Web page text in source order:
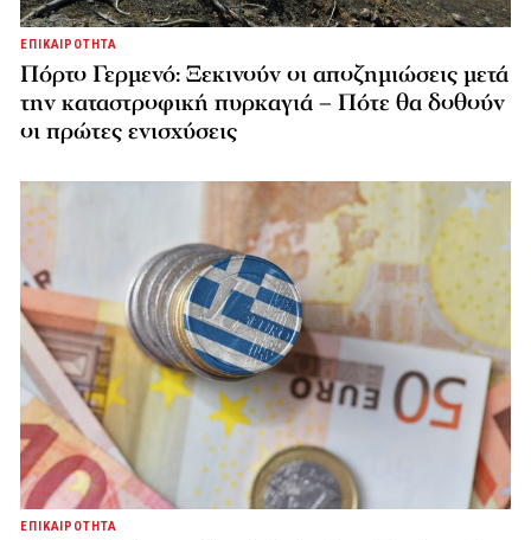
ΕΠΙΚΑΙΡΟΤΗΤΑ
Πόρτο Γερμενό: Ξεκινούν οι αποζημιώσεις μετά
την καταστροφική πυρκαγιά – Πότε θα δοθούν
οι πρώτες ενισχύσεις
ΕΠΙΚΑΙΡΟΤΗΤΑ